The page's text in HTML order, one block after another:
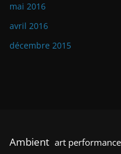
mai 2016
avril 2016
décembre 2015
Ambient art performance